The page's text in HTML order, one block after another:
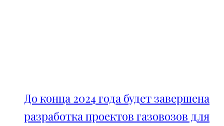
До конца 2024 года будет завершена
разработка проектов газовозов для